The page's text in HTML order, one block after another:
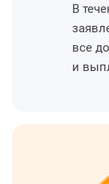
В
все
и